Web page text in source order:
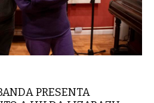
PRESENTA